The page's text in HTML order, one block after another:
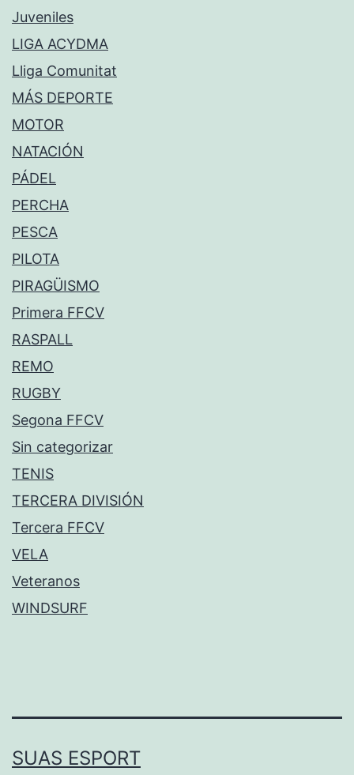
Juveniles
LIGA ACYDMA
Lliga Comunitat
MÁS DEPORTE
MOTOR
NATACIÓN
PÁDEL
PERCHA
PESCA
PILOTA
PIRAGÜISMO
Primera FFCV
RASPALL
REMO
RUGBY
Segona FFCV
Sin categorizar
TENIS
TERCERA DIVISIÓN
Tercera FFCV
VELA
Veteranos
WINDSURF
SUAS ESPORT